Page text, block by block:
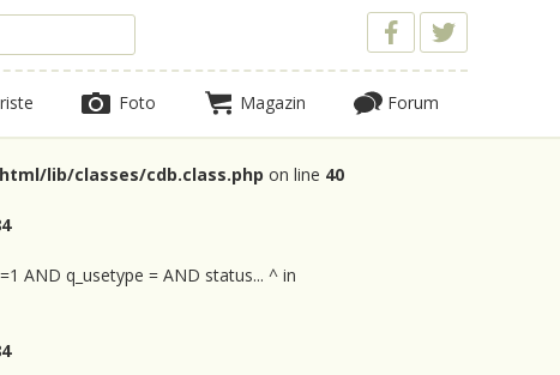
lib/classes/cdb.class.php on line 40
AND q_usetype = AND status... ^ in
Foto Magazin Forum